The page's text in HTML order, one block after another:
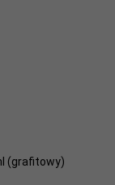
(grafitowy)